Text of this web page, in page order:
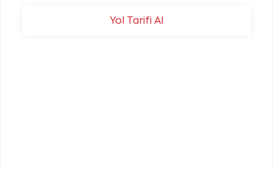
Yol Tarifi Al